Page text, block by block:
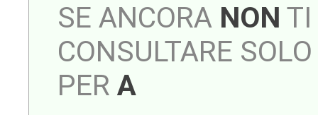
SE ANCORA NON TI
CONSULTARE
PER A